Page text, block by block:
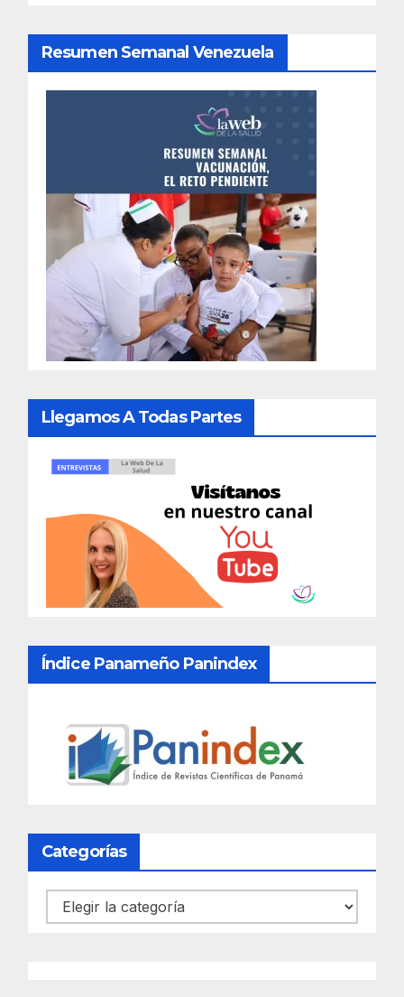
Resumen Semanal Venezuela
Llegamos A Todas Partes
Índice Panameño Panindex
Categorías
Categorías